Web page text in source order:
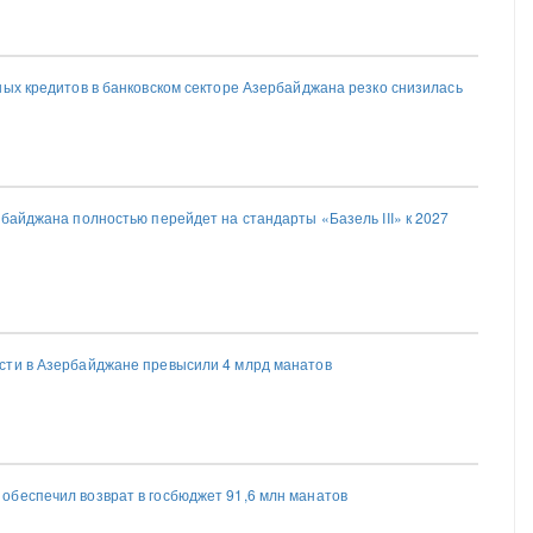
кредитов в банковском секторе Азербайджана резко снизилась
полностью перейдет на стандарты «Базель III» к 2027
в Азербайджане превысили 4 млрд манатов
возврат в госбюджет 91,6 млн манатов